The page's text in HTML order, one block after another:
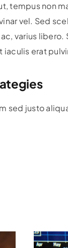
tempus non
vel. Sed
varius
erat
justo